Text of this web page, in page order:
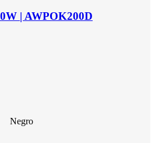
| AWPOK200D
Negro